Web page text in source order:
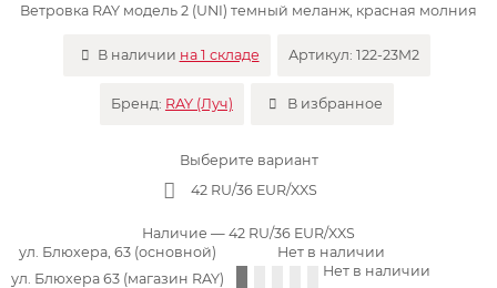
Ветровка RAY модель 2 (UNI) темный меланж, красная молния
В наличии на 1 складе Артикул: 122-23M2
Бренд: RAY (Луч) В избранное
Выберите вариант
42 RU/36 EUR/XXS
Наличие — 42 RU/36 EUR/XXS
ул. Блюхера, 63 (основной)
Нет в наличии
ул. Блюхера 63 (магазин RAY)
Нет в наличии